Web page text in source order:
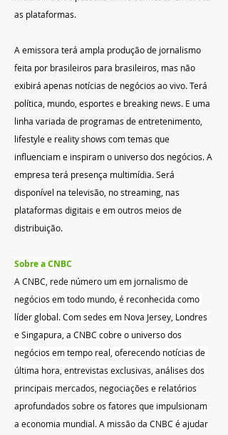
as plataformas.
A emissora terá ampla produção de jornalismo
feita por brasileiros para brasileiros, mas não
exibirá apenas notícias de negócios ao vivo. Terá
política, mundo, esportes e breaking news. E uma
linha variada de programas de entretenimento,
lifestyle e reality shows com temas que
influenciam e inspiram o universo dos negócios. A
empresa terá presença multimídia. Será
disponível na televisão, no streaming, nas
plataformas digitais e em outros meios de
distribuição.
Sobre a CNBC
A CNBC, rede número um em jornalismo de
negócios em todo mundo, é reconhecida como
líder global. Com sedes em Nova Jersey, Londres
e Singapura, a CNBC cobre o universo dos
negócios em tempo real, oferecendo notícias de
última hora, entrevistas exclusivas, análises dos
principais mercados, negociações e relatórios
aprofundados sobre os fatores que impulsionam
a economia mundial. A missão da CNBC é ajudar